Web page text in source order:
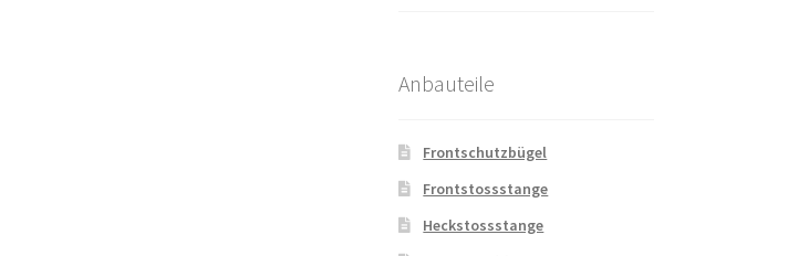
Anbauteile
Frontschutzbügel
Frontstossstange
Heckstossstange